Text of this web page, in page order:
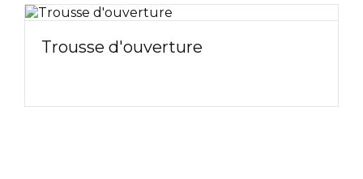
Trousse d'ouverture